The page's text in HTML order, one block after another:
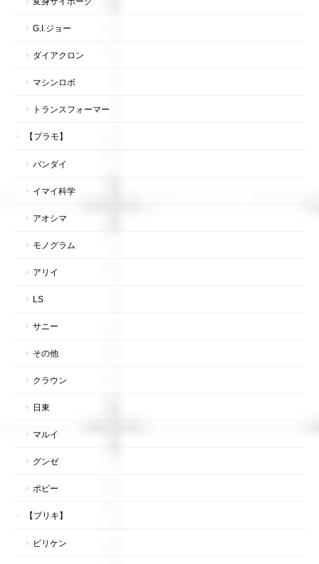
G.I.ジョー
ダイアクロン
マシンロボ
トランスフォーマー
【プラモ】
バンダイ
イマイ科学
アオシマ
モノグラム
アリイ
LS
サニー
その他
クラウン
日東
マルイ
グンゼ
ポピー
【ブリキ】
ビリケン